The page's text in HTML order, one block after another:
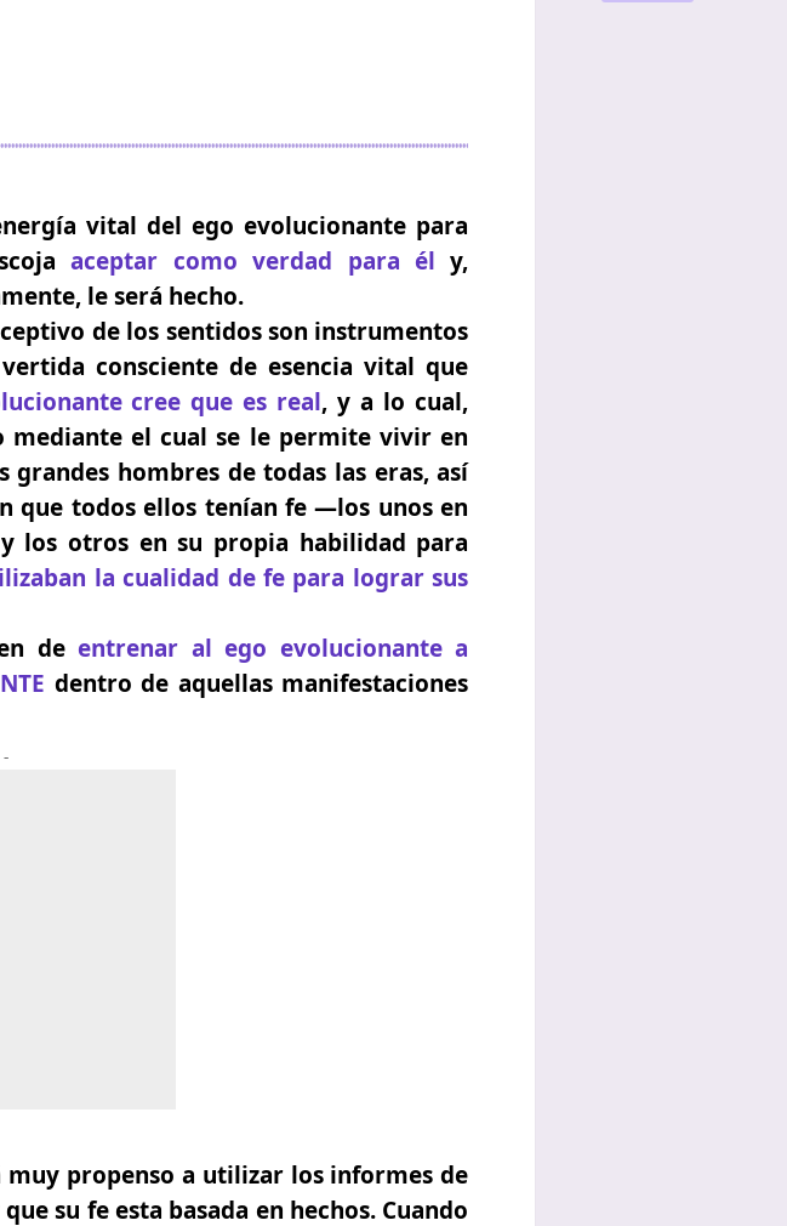
vital del ego evolucionante para
aceptar como verdad para él y,
le será hecho.
de los sentidos son instrumentos
consciente de esencia vital que
cree que es real, y a lo cual,
mediante el cual se le permite vivir en
hombres de todas las eras, así
que todos ellos tenían fe —los unos en
los otros en su propia habilidad para
la cualidad de fe para lograr sus
deentrenar al ego evolucionante a
dentro de aquellas manifestaciones
-
propenso a utilizar los informes de
su fe esta basada en hechos. Cuando